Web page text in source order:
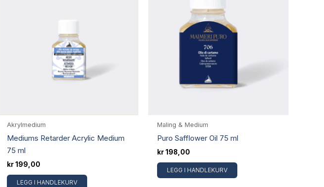
Akrylmedium
Mediums Retarder Acrylic Medium
75 ml
kr199,00
LEGG I HANDLEKURV
Maling & Medium
Puro Safflower Oil 75 ml
kr198,00
LEGG I HANDLEKURV